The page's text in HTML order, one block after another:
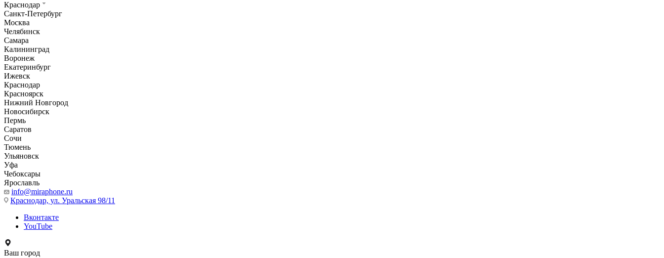
Краснодар
Санкт-Петербург
Москва
Челябинск
Самара
Калининград
Воронеж
Екатеринбург
Ижевск
Краснодар
Красноярск
Нижний Новгород
Новосибирск
Пермь
Саратов
Сочи
Тюмень
Ульяновск
Уфа
Чебоксары
Ярославль
info@miraphone.ru
Краснодар, ул. Уральская 98/11
Вконтакте
YouTube
Ваш город